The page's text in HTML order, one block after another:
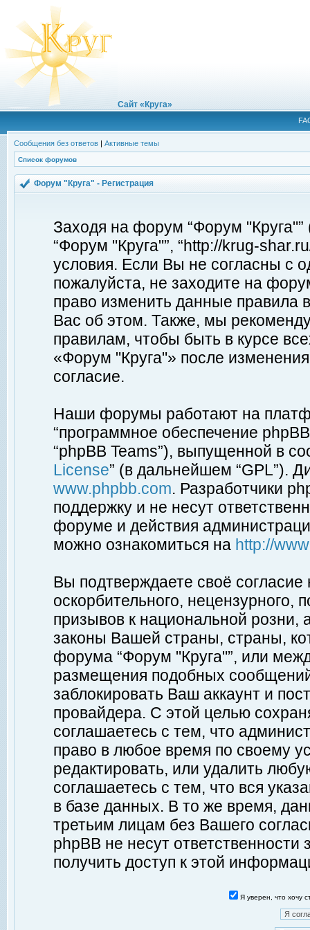
Сайт «Круга»
Сообщения без ответов | Активные темы
Список форумов
Форум "Круга" - Регистрация
Заходя на форум “Форум
“Форум "Круга"”, “http://krug-
условия. Если Вы не согласны с
пожалуйста, не заходите на
право изменить данные правила
Вас об этом. Также, мы
правилам, чтобы быть в курсе
«Форум "Круга"» после
согласие.
Наши форумы работают на
“программное обеспечение
“phpBB Teams”), выпущенной в
License” (в дальнейшем “GPL”).
www.phpbb.com. Разработчики
поддержку и не несут
форуме и действия
можно ознакомиться на http://
Вы подтверждаете своё
оскорбительного, нецензурного,
призывов к национальной
законы Вашей страны, страны,
форума “Форум "Круга"”, или
размещения подобных
заблокировать Ваш аккаунт и
провайдера. С этой целью
соглашаетесь с тем, что
право в любое время по своему
редактировать, или удалить
соглашаетесь с тем, что вся
в базе данных. В то же время,
третьим лицам без Вашего
phpBB не несут ответственности
получить доступ к этой
Я уверен, что хочу